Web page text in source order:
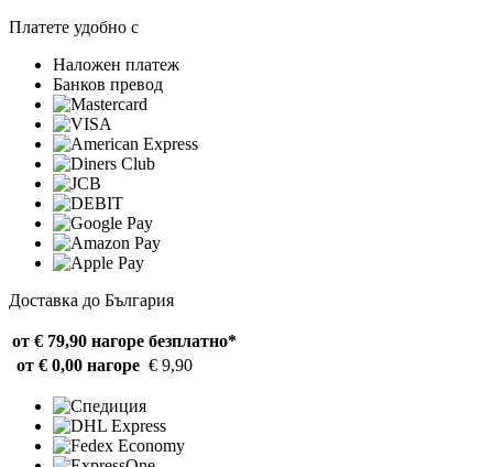
Платете удобно с
Наложен платеж
Банков превод
Доставка до България
от € 79,90 нагоре безплатно*
от € 0,00 нагоре € 9,90